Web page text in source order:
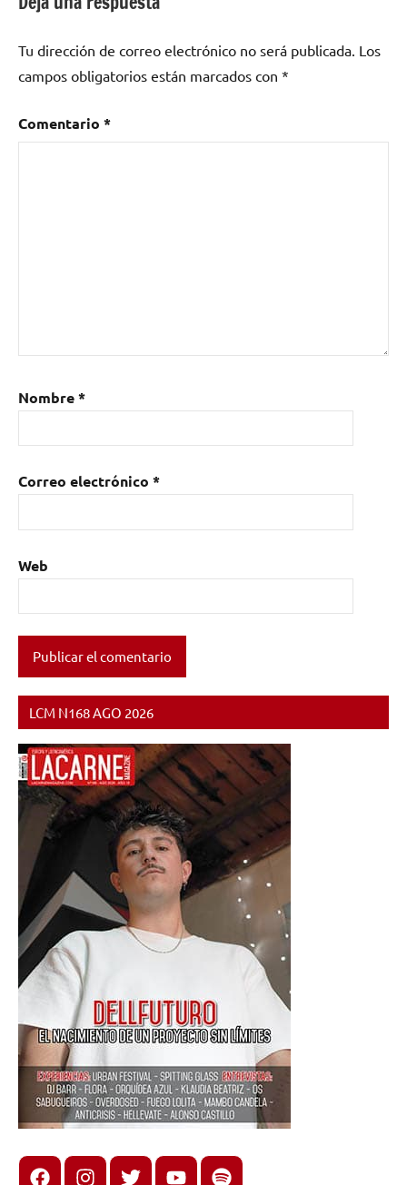
El
Especial
Estivalia:
y
Metal
COVID-
Natural
Priest,
Monk
Tu dirección de correo electrónico no será publicada. Los
campos obligatorios están marcados con *
Comentario *
Nombre*
Correo electrónico *
Web
LCM N168 AGO 2026
FacebookInstagram
X youtubespotify